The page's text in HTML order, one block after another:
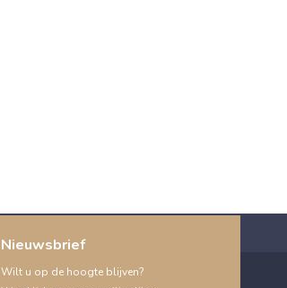
Nieuwsbrief
Wilt u op de hoogte blijven?